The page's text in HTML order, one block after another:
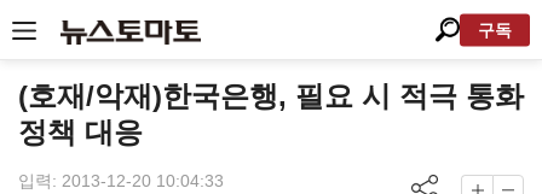
구독
(호재/악재)한국은행, 필요 시 적극 통화
정책 대응
입력: 2013-12-20 10:04:33